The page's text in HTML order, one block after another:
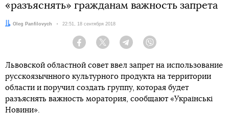
«разъяснять» гражданам важность запрета
Автор:
Oleg Panfilovych Дата:
22:51, 18 сентября 2018
Facebook Twitter Telegram
Львовской областной совет ввел запрет на использование
русскоязычнного культурного продукта на территории
области и поручил создать группу, которая будет
разъяснять важность моратория, сообщают «Українські
Новини».